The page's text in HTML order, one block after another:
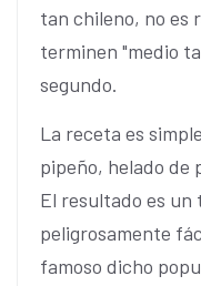
tan chileno, no es
terminen "medio
segundo.
La receta es
pipeño, helado de
El resultado es
peligrosamente
famoso dicho